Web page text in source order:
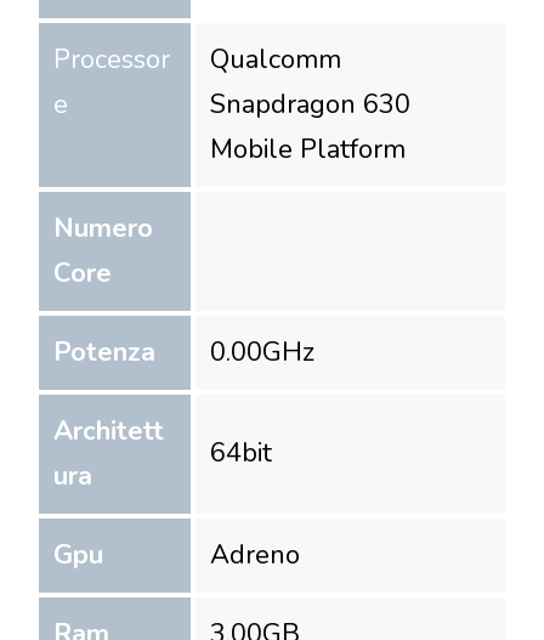
Processor
e
Qualcomm
Snapdragon 630
Mobile Platform
Numero
Core
Potenza 0.00GHz
Architett
ura
64bit
Gpu Adreno